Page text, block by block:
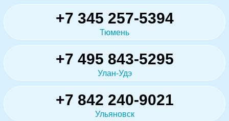
+7 345 257-5394
Тюмень
+7 495 843-5295
Улан-Удэ
+7 842 240-9021
Ульяновск